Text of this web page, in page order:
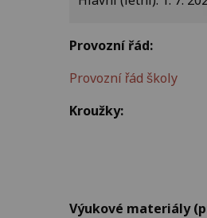
Provozní řád:
Provozní řád školy
Kroužky:
Výukové materiály